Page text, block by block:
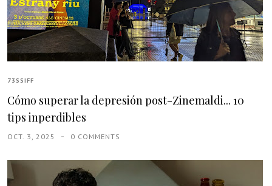
73SSIFF
Cómo superar la depresión post-Zinemaldi... 10
tips inperdibles
OCT. 3, 2025 0 COMMENTS